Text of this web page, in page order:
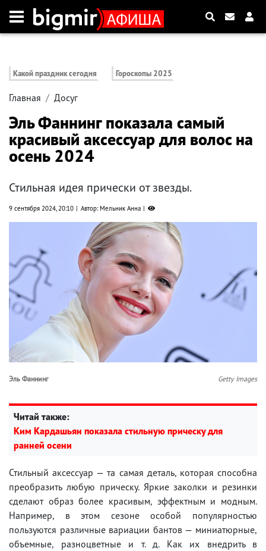
Какой праздник сегодня Гороскопы 2025
Главная Досуг
Эль Фаннинг показала самый
красивый аксессуар для волос на
осень 2024
Стильная идея прически от звезды.
9 сентября 2024, 20:10 Автор: Мельник Анна
Эль Фаннинг Getty Images
Читай также:
Ким Кардашьян показала стильную прическу для
ранней осени
Стильный аксессуар — та самая деталь, которая способна
преобразить любую прическу. Яркие заколки и резинки
сделают образ более красивым, эффектным и модным.
Например, в этом сезоне особой популярностью
пользуются различные вариации бантов — миниатюрные,
объемные, разноцветные и т. д. Как их внедрить в